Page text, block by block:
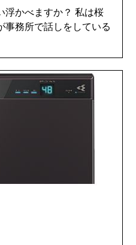
浮かべますか？ 私は桜
事務所で話しをしている